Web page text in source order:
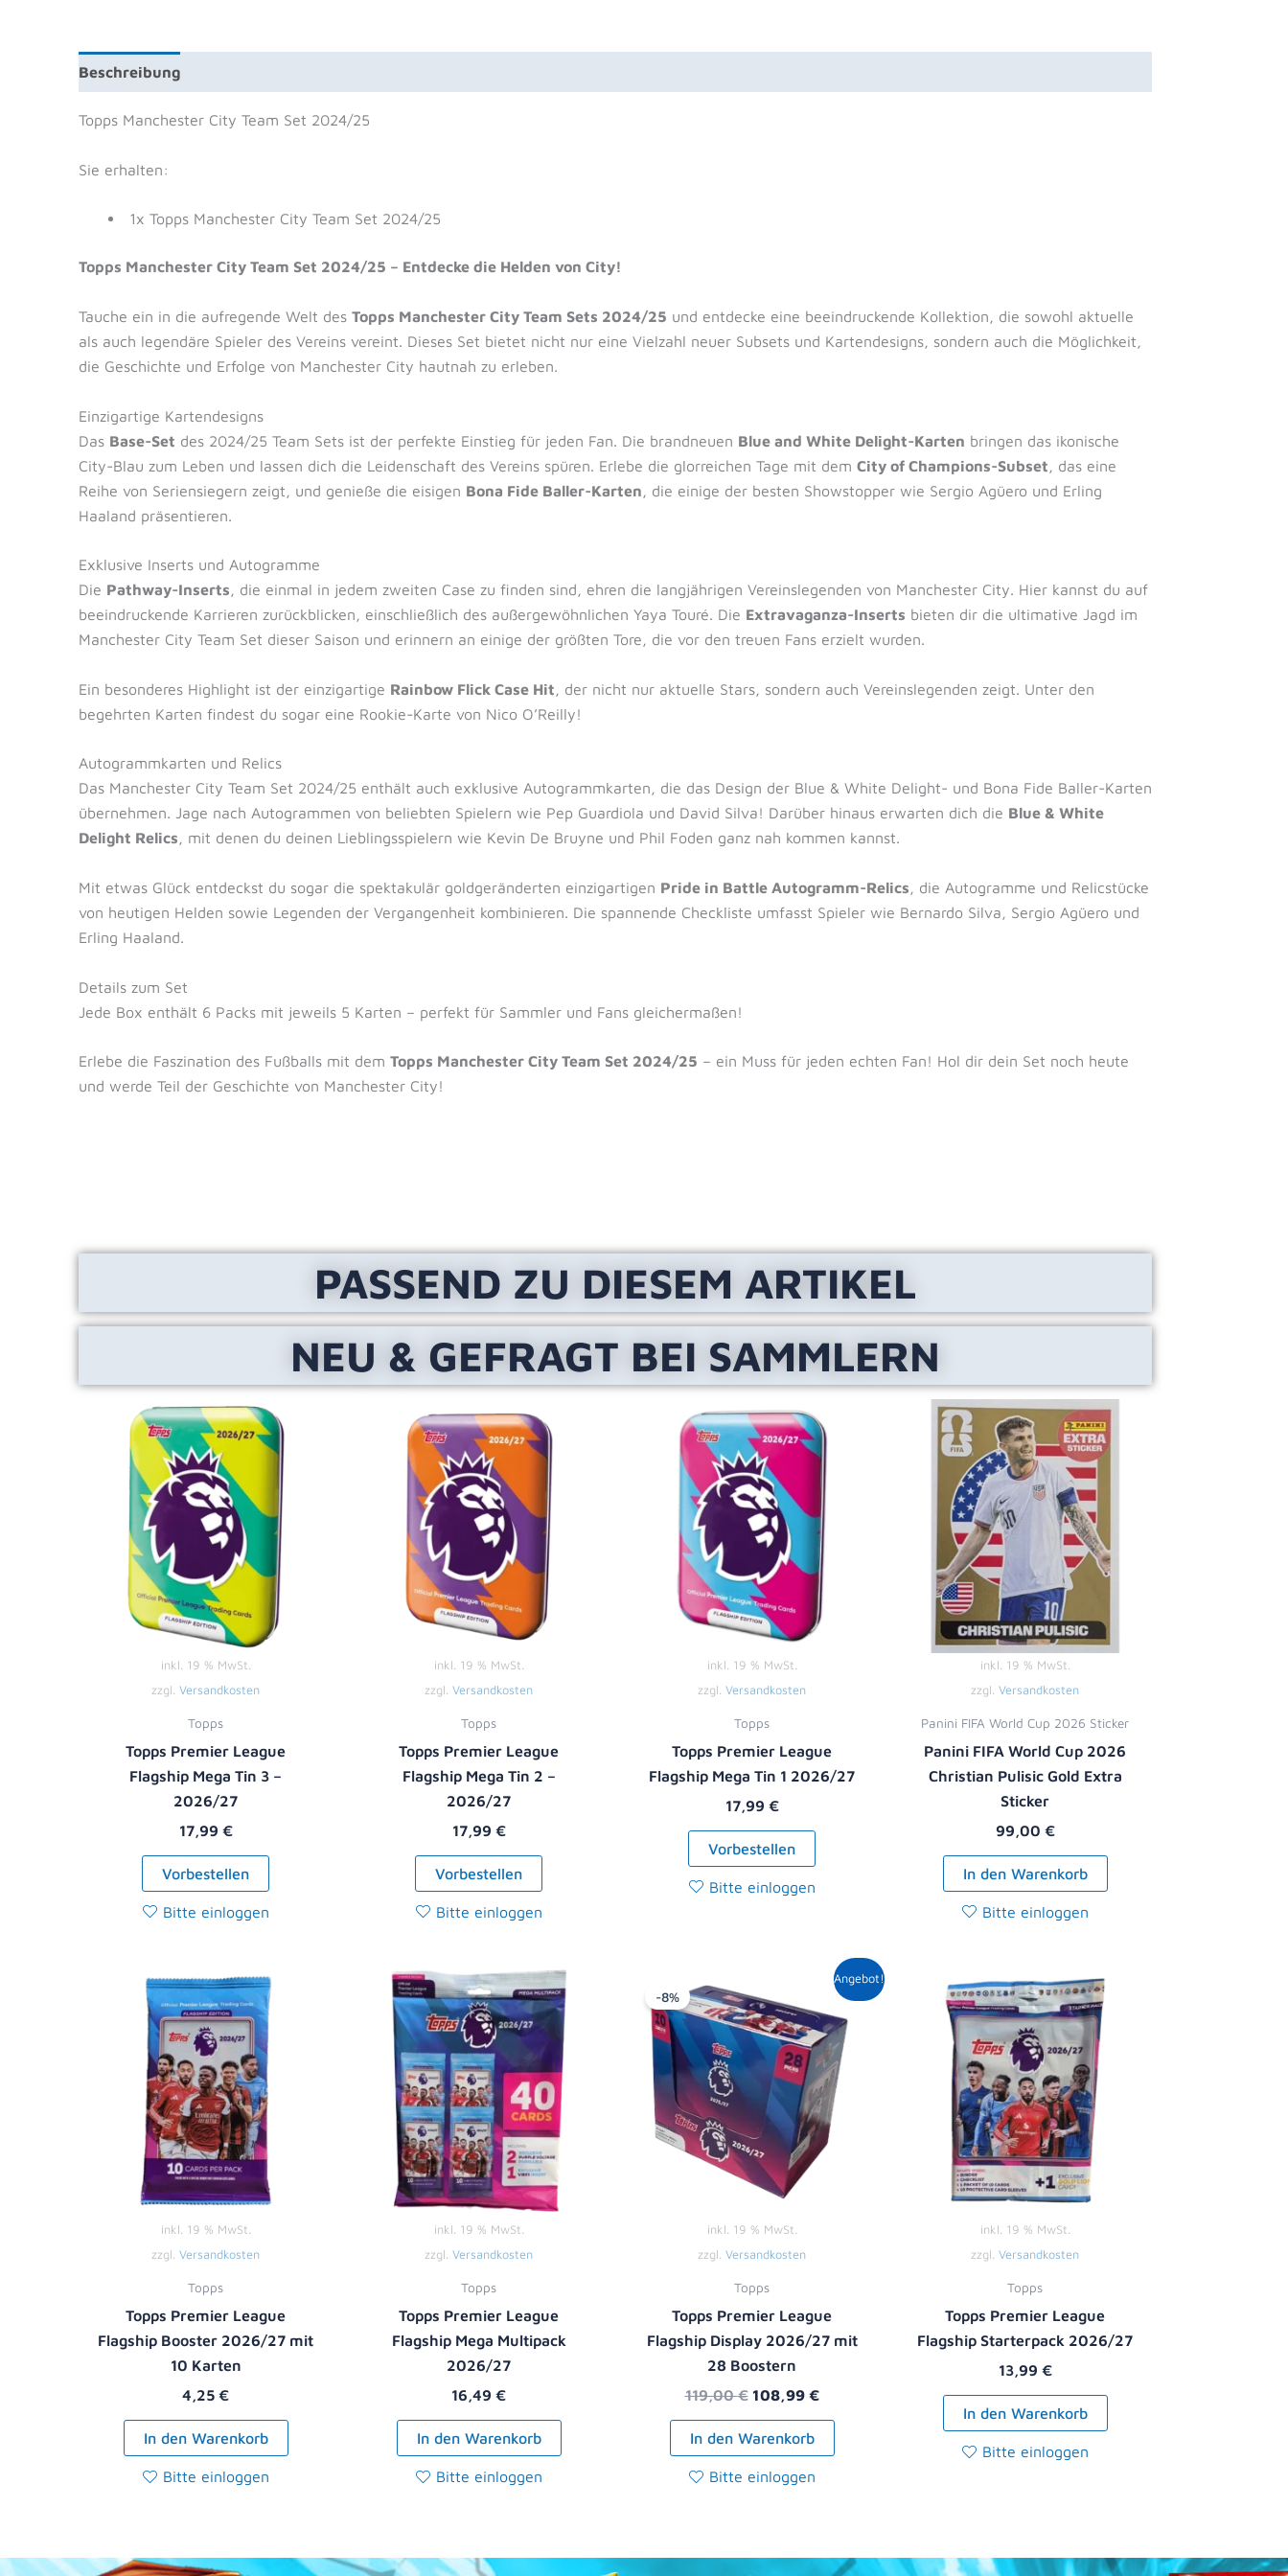
Beschreibung
Topps Manchester City Team Set 2024/25
Sie erhalten:
1x Topps Manchester City Team Set 2024/25
Topps Manchester City Team Set 2024/25 – Entdecke die Helden von City!
Tauche ein in die aufregende Welt des Topps Manchester City Team Sets 2024/25 und entdecke eine beeindruckende Kollektion, die sowohl aktuelle
als auch legendäre Spieler des Vereins vereint. Dieses Set bietet nicht nur eine Vielzahl neuer Subsets und Kartendesigns, sondern auch die Möglichkeit,
die Geschichte und Erfolge von Manchester City hautnah zu erleben.
Einzigartige Kartendesigns
Das Base-Set des 2024/25 Team Sets ist der perfekte Einstieg für jeden Fan. Die brandneuen Blue and White Delight-Karten bringen das ikonische
City-Blau zum Leben und lassen dich die Leidenschaft des Vereins spüren. Erlebe die glorreichen Tage mit dem City of Champions-Subset , das eine
Reihe von Seriensiegern zeigt, und genieße die eisigen Bona Fide Baller-Karten , die einige der besten Showstopper wie Sergio Agüero und Erling
Haaland präsentieren.
Exklusive Inserts und Autogramme
Die Pathway-Inserts, die einmal in jedem zweiten Case zu finden sind, ehren die langjährigen Vereinslegenden von Manchester City. Hier kannst du auf
beeindruckende Karrieren zurückblicken, einschließlich des außergewöhnlichen Yaya Touré. Die Extravaganza-Inserts bieten dir die ultimative Jagd im
Manchester City Team Set dieser Saison und erinnern an einige der größten Tore, die vor den treuen Fans erzielt wurden.
Ein besonderes Highlight ist der einzigartige Rainbow Flick Case Hit, der nicht nur aktuelle Stars, sondern auch Vereinslegenden zeigt. Unter den
begehrten Karten findest du sogar eine Rookie-Karte von Nico O’Reilly!
Autogrammkarten und Relics
Das Manchester City Team Set 2024/25 enthält auch exklusive Autogrammkarten, die das Design der Blue & White Delight- und Bona Fide Baller-Karten
übernehmen. Jage nach Autogrammen von beliebten Spielern wie Pep Guardiola und David Silva! Darüber hinaus erwarten dich die Blue & White
Delight Relics, mit denen du deinen Lieblingsspielern wie Kevin De Bruyne und Phil Foden ganz nah kommen kannst.
Mit etwas Glück entdeckst du sogar die spektakulär goldgeränderten einzigartigen Pride in Battle Autogramm-Relics, die Autogramme und Relicstücke
von heutigen Helden sowie Legenden der Vergangenheit kombinieren. Die spannende Checkliste umfasst Spieler wie Bernardo Silva, Sergio Agüero und
Erling Haaland.
Details zum Set
Jede Box enthält 6 Packs mit jeweils 5 Karten – perfekt für Sammler und Fans gleichermaßen!
Erlebe die Faszination des Fußballs mit dem Topps Manchester City Team Set 2024/25 – ein Muss für jeden echten Fan! Hol dir dein Set noch heute
und werde Teil der Geschichte von Manchester City!
PASSEND ZU DIESEM ARTIKEL
NEU & GEFRAGT BEI SAMMLERN
inkl. 19 % MwSt.
zzgl. Versandkosten
Topps
Topps Premier League
Flagship Mega Tin 3 –
2026/27
17,99 €
Vorbestellen
Bitte einloggen
inkl. 19 % MwSt.
zzgl. Versandkosten
Topps
Topps Premier League
Flagship Mega Tin 2 –
2026/27
17,99 €
Vorbestellen
Bitte einloggen
inkl. 19 % MwSt.
zzgl. Versandkosten
Topps
Topps Premier League
Flagship Mega Tin 1 2026/27
17,99 €
Vorbestellen
Bitte einloggen
inkl. 19 % MwSt.
zzgl. Versandkosten
Panini FIFA World Cup 2026 Sticker
Panini FIFA World Cup 2026
Christian Pulisic Gold Extra
Sticker
99,00 €
In den Warenkorb
Bitte einloggen
inkl. 19 % MwSt.
zzgl. Versandkosten
Topps
Topps Premier League
Flagship Booster 2026/27 mit
10 Karten
4,25 €
In den Warenkorb
Bitte einloggen
inkl. 19 % MwSt.
zzgl. Versandkosten
Topps
Topps Premier League
Flagship Mega Multipack
2026/27
16,49 €
In den Warenkorb
Bitte einloggen
Angebot!
-8%
inkl. 19 % MwSt.
zzgl. Versandkosten
Topps
Topps Premier League
Flagship Display 2026/27 mit
28 Boostern
119,00€
Ursprünglicher
Preis
war:
119,00 €
108,99 €
Aktueller
Preis
ist:
108,99 €.
In den Warenkorb
Bitte einloggen
inkl. 19 % MwSt.
zzgl. Versandkosten
Topps
Topps Premier League
Flagship Starterpack 2026/27
13,99 €
In den Warenkorb
Bitte einloggen